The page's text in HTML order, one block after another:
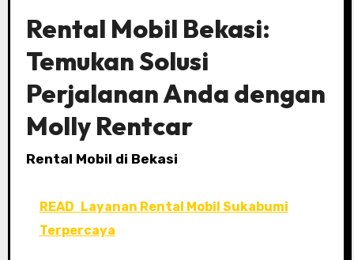
Rental Mobil Bekasi:
Temukan Solusi
Perjalanan Anda dengan
Molly Rentcar
Rental Mobil di Bekasi
READ
Layanan Rental Mobil Sukabumi
Terpercaya